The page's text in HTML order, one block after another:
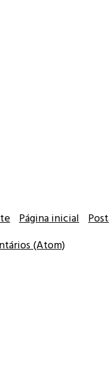
Página inicial
(Atom)